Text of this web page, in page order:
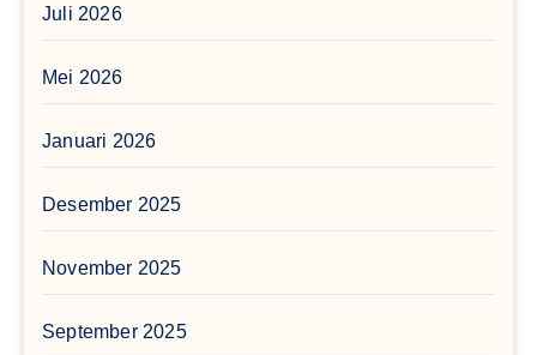
Juli 2026
Mei 2026
Januari 2026
Desember 2025
November 2025
September 2025